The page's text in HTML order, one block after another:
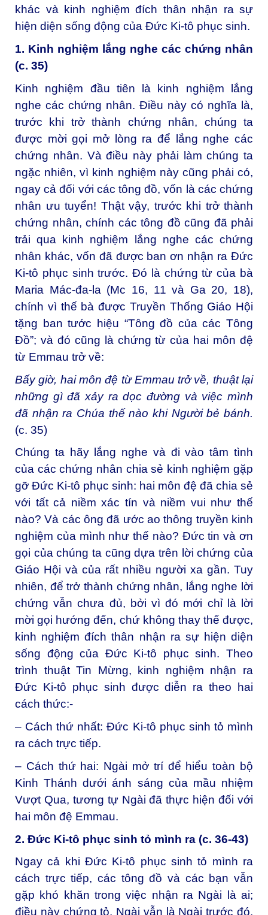
khác và kinh nghiệm đích thân nhận ra sự
hiện diện sống động của Đức Ki-tô phục sinh.
1. Kinh nghiệm lắng nghe các chứng nhân
(c. 35)
Kinh nghiệm đầu tiên là kinh nghiệm lắng
nghe các chứng nhân. Điều này có nghĩa là,
trước khi trở thành chứng nhân, chúng ta
được mời gọi mở lòng ra để lắng nghe các
chứng nhân. Và điều này phải làm chúng ta
ngặc nhiên, vì kinh nghiệm này cũng phải có,
ngay cả đối với các tông đồ, vốn là các chứng
nhân ưu tuyển! Thật vậy, trước khi trở thành
chứng nhân, chính các tông đồ cũng đã phải
trải qua kinh nghiệm lắng nghe các chứng
nhân khác, vốn đã được ban ơn nhận ra Đức
Ki-tô phục sinh trước. Đó là chứng từ của bà
Maria Mác-đa-la (Mc 16, 11 và Ga 20, 18),
chính vì thế bà được Truyền Thống Giáo Hội
tặng ban tước hiệu “Tông đồ của các Tông
Đồ”; và đó cũng là chứng từ của hai môn đệ
từ Emmau trở về:
Bấy giờ, hai môn đệ từ Emmau trở về, thuật lại
những gì đã xảy ra dọc đường và việc mình
đã nhận ra Chúa thế nào khi Người bẻ bánh.
(c. 35)
Chúng ta hãy lắng nghe và đi vào tâm tình
của các chứng nhân chia sẻ kinh nghiệm gặp
gỡ Đức Ki-tô phục sinh: hai môn đệ đã chia sẻ
với tất cả niềm xác tín và niềm vui như thế
nào? Và các ông đã ước ao thông truyền kinh
nghiệm của mình như thế nào? Đức tin và ơn
gọi của chúng ta cũng dựa trên lời chứng của
Giáo Hội và của rất nhiều người xa gần. Tuy
nhiên, để trở thành chứng nhân, lắng nghe lời
chứng vẫn chưa đủ, bởi vì đó mới chỉ là lời
mời gọi hướng đến, chứ không thay thế được,
kinh nghiệm đích thân nhận ra sự hiện diện
sống động của Đức Ki-tô phục sinh. Theo
trình thuật Tin Mừng, kinh nghiệm nhận ra
Đức Ki-tô phục sinh được diễn ra theo hai
cách thức:-
– Cách thứ nhất: Đức Ki-tô phục sinh tỏ mình
ra cách trực tiếp.
– Cách thứ hai: Ngài mở trí để hiểu toàn bộ
Kinh Thánh dưới ánh sáng của mầu nhiệm
Vượt Qua, tương tự Ngài đã thực hiện đối với
hai môn đệ Emmau.
2. Đức Ki-tô phục sinh tỏ mình ra (c. 36-43)
Ngay cả khi Đức Ki-tô phục sinh tỏ mình ra
cách trực tiếp, các tông đồ và các bạn vẫn
gặp khó khăn trong việc nhận ra Ngài là ai;
điều này chứng tỏ, Ngài vẫn là Ngài trước đó,